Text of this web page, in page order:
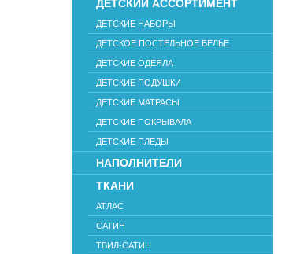
ДЕТСКИЙ АССОРТИМЕНТ
ДЕТСКИЕ НАБОРЫ
ДЕТСКОЕ ПОСТЕЛЬНОЕ БЕЛЬЕ
ДЕТСКИЕ ОДЕЯЛА
ДЕТСКИЕ ПОДУШКИ
ДЕТСКИЕ МАТРАСЫ
ДЕТСКИЕ ПОКРЫВАЛА
ДЕТСКИЕ ПЛЕДЫ
НАПОЛНИТЕЛИ
ТКАНИ
АТЛАС
САТИН
ТВИЛ-САТИН